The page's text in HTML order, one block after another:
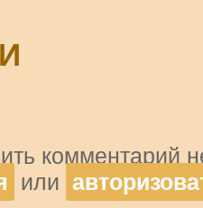
комментарий
или